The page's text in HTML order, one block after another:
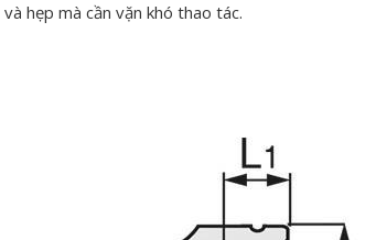
hẹp mà cần vặn khó thao tác.